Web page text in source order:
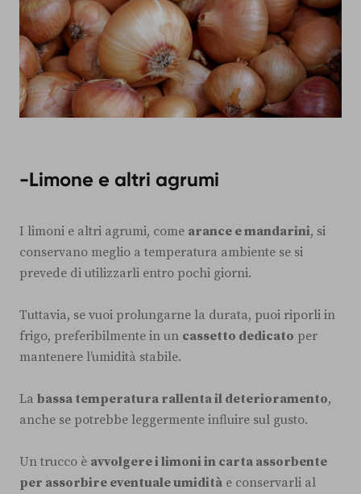
-Limone e altri agrumi
I limoni e altri agrumi, come arance e mandarini, si
conservano meglio a temperatura ambiente se si
prevede di utilizzarli entro pochi giorni.
Tuttavia, se vuoi prolungarne la durata, puoi riporli in
frigo, preferibilmente in un cassetto dedicato per
mantenere l’umidità stabile.
La bassa temperatura rallenta il deterioramento,
anche se potrebbe leggermente influire sul gusto.
Un trucco è avvolgere i limoni in carta assorbente
per assorbire eventuale umidità e conservarli al